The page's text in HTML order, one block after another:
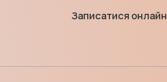
Записатися онлайн